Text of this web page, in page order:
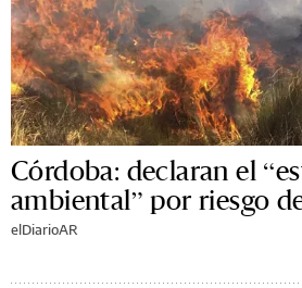
Córdoba: declaran el
ambiental” por riesgo
elDiarioAR